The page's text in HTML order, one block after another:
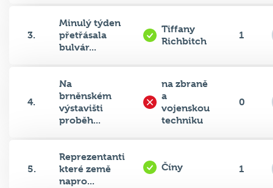
3.
Minulý týden
přetřásala
bulvár...
Tiffany
Richbitch
1
4.
Na
brněnském
výstavišti
proběh...
na zbraně
a
vojenskou
techniku
0
5.
Reprezentanti
které země
napro...
Číny 1